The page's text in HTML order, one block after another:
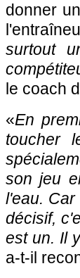
donner
surtout
le coach
«En
toucher
son jeu
l'eau.
décisif,
est un. Il
a-t-il